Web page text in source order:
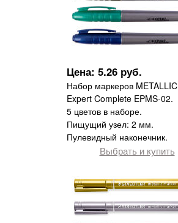
Цена: 5.26 руб.
Набор маркеров METALLIC
Expert Complete EPMS-02.
5 цветов в наборе.
Пищущий узел: 2 мм.
Пулевидный наконечник.
Выбрать и купить